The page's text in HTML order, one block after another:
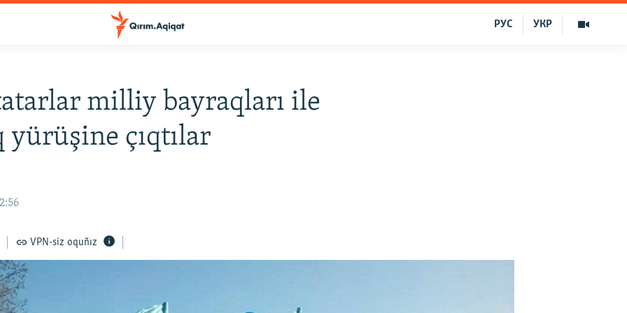
УКР
РУС
milliy bayraqları ile
yürüşine çıqtılar
VPN-siz oquñız